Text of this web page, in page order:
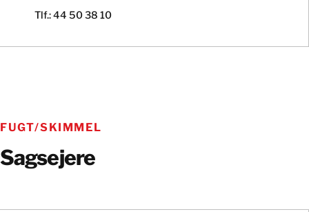
Tlf.: 44 50 38 10
FUGT/SKIMMEL
Sagsejere